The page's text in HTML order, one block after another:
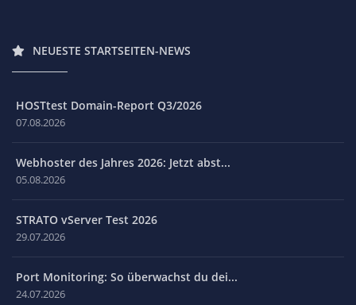
NEUESTE STARTSEITEN-NEWS
HOSTtest Domain-Report Q3/2026
07.08.2026
Webhoster des Jahres 2026: Jetzt abst...
05.08.2026
STRATO vServer Test 2026
29.07.2026
Port Monitoring: So überwachst du dei...
24.07.2026